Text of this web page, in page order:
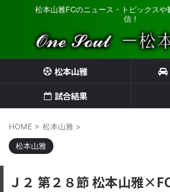
松本山雅FCのニュース・トピックスや
信！
松本山雅
試合結果
HOME > 松本山雅 >
松本山雅
Ｊ２ 第２８節 松本山雅